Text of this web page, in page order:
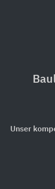
Unser